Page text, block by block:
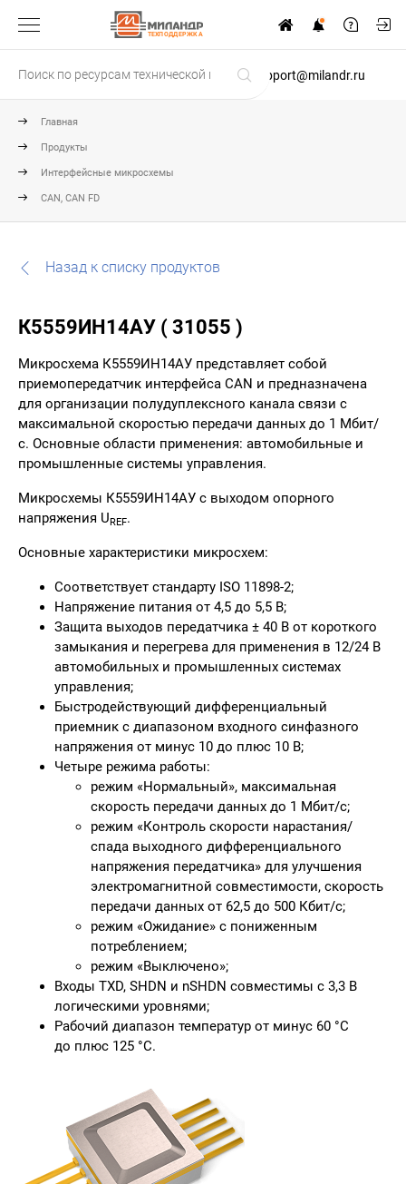
ТЕХПОДДЕРЖКА
support@milandr.ru
Главная
Продукты
Интерфейсные микросхемы
CAN, CAN FD
Назад к списку продуктов
К5559ИН14АУ ( 31055 )
Микросхема К5559ИН14АУ представляет собой
приемопередатчик интерфейса CAN и предназначена
для организации полудуплексного канала связи с
максимальной скоростью передачи данных до 1 Мбит/
с. Основные области применения: автомобильные и
промышленные системы управления.
Микросхемы К5559ИН14АУ с выходом опорного
напряжения UREF.
Основные характеристики микросхем:
Соответствует стандарту ISO 11898-2;
Напряжение питания от 4,5 до 5,5 В;
Защита выходов передатчика ± 40 В от короткого
замыкания и перегрева для применения в 12/24 В
автомобильных и промышленных системах
управления;
Быстродействующий дифференциальный
приемник с диапазоном входного синфазного
напряжения от минус 10 до плюс 10 В;
Четыре режима работы:
режим «Нормальный», максимальная
скорость передачи данных до 1 Мбит/с;
режим «Контроль скорости нарастания/
спада выходного дифференциального
напряжения передатчика» для улучшения
электромагнитной совместимости, скорость
передачи данных от 62,5 до 500 Кбит/с;
режим «Ожидание» с пониженным
потреблением;
режим «Выключено»;
Входы TXD, SHDN и nSHDN совместимы с 3,3 В
логическими уровнями;
Рабочий диапазон температур от минус 60 °С
до плюс 125 °C.